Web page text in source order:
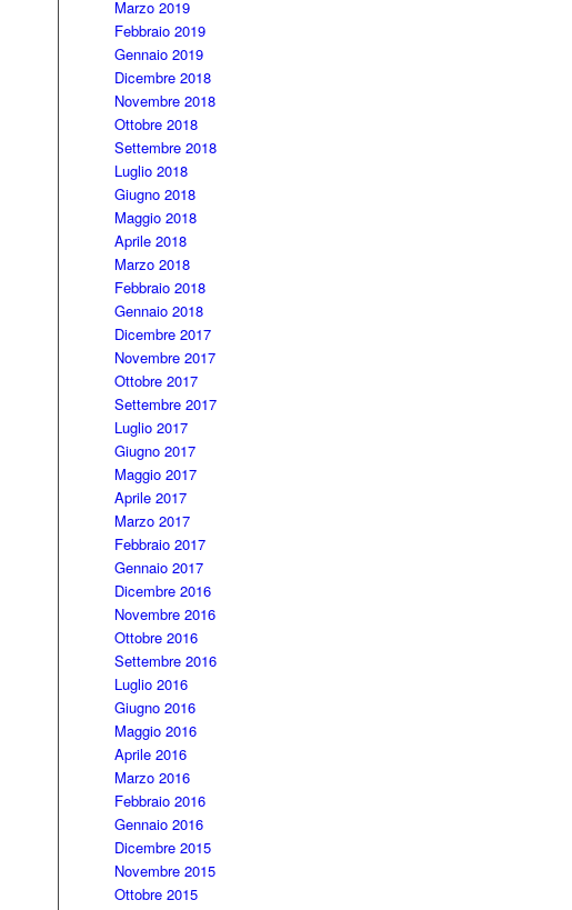
Marzo 2019
Febbraio 2019
Gennaio 2019
Dicembre 2018
Novembre 2018
Ottobre 2018
Settembre 2018
Luglio 2018
Giugno 2018
Maggio 2018
Aprile 2018
Marzo 2018
Febbraio 2018
Gennaio 2018
Dicembre 2017
Novembre 2017
Ottobre 2017
Settembre 2017
Luglio 2017
Giugno 2017
Maggio 2017
Aprile 2017
Marzo 2017
Febbraio 2017
Gennaio 2017
Dicembre 2016
Novembre 2016
Ottobre 2016
Settembre 2016
Luglio 2016
Giugno 2016
Maggio 2016
Aprile 2016
Marzo 2016
Febbraio 2016
Gennaio 2016
Dicembre 2015
Novembre 2015
Ottobre 2015